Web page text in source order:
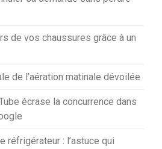
de vos chaussures grâce à un
de l’aération matinale dévoilée
écrase la concurrence dans
réfrigérateur : l’astuce qui